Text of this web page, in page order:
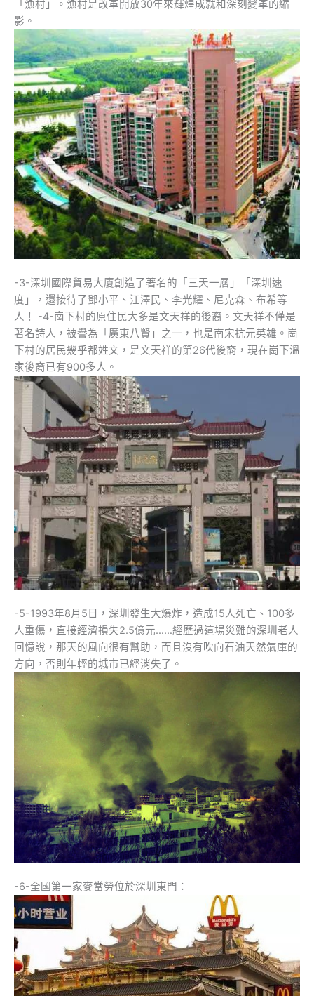
「漁村」。漁村是改革開放30年來輝煌成就和深刻變革的縮
影。
-3-深圳國際貿易大廈創造了著名的「三天一層」「深圳速
度」，還接待了鄧小平、江澤民、李光耀、尼克森、布希等
人！ -4-崗下村的原住民大多是文天祥的後裔。文天祥不僅是
著名詩人，被譽為「廣東八賢」之一，也是南宋抗元英雄。崗
下村的居民幾乎都姓文，是文天祥的第26代後裔，現在崗下溫
家後裔已有900多人。
-5-1993年8月5日，深圳發生大爆炸，造成15人死亡、100多
人重傷，直接經濟損失2.5億元……經歷過這場災難的深圳老人
回憶說，那天的風向很有幫助，而且沒有吹向石油天然氣庫的
方向，否則年輕的城市已經消失了。
-6-全國第一家麥當勞位於深圳東門：